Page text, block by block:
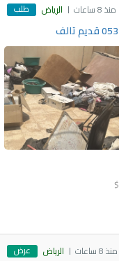
منذ 8 ساعات الرياض طلب
$
منذ 8 ساعات الرياض عرض